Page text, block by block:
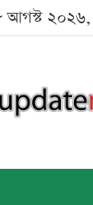
আগস্ট